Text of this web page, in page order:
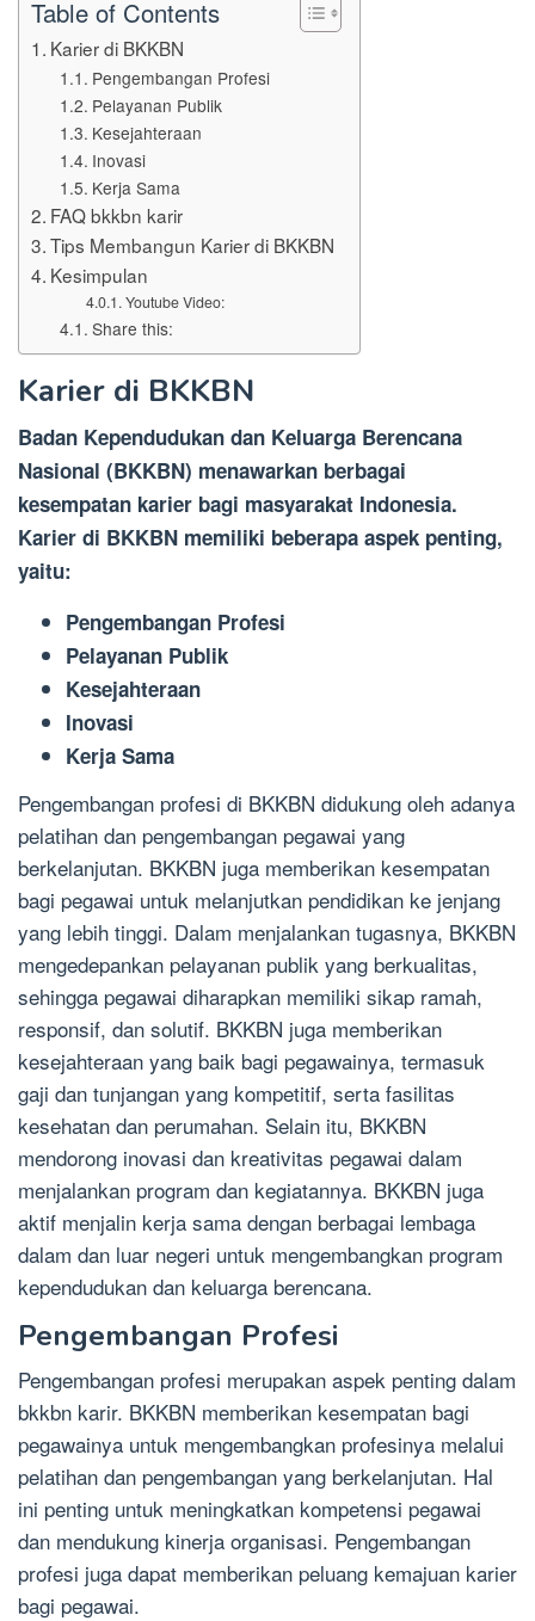
Table of Contents
Karier di BKKBN
Pengembangan Profesi
Pelayanan Publik
Kesejahteraan
Inovasi
Kerja Sama
FAQ bkkbn karir
Tips Membangun Karier di BKKBN
Kesimpulan
Youtube Video:
Share this:
Karier di BKKBN
Badan Kependudukan dan Keluarga Berencana
Nasional (BKKBN) menawarkan berbagai
kesempatan karier bagi masyarakat Indonesia.
Karier di BKKBN memiliki beberapa aspek penting,
yaitu:
Pengembangan Profesi
Pelayanan Publik
Kesejahteraan
Inovasi
Kerja Sama
Pengembangan profesi di BKKBN didukung oleh adanya
pelatihan dan pengembangan pegawai yang
berkelanjutan. BKKBN juga memberikan kesempatan
bagi pegawai untuk melanjutkan pendidikan ke jenjang
yang lebih tinggi. Dalam menjalankan tugasnya, BKKBN
mengedepankan pelayanan publik yang berkualitas,
sehingga pegawai diharapkan memiliki sikap ramah,
responsif, dan solutif. BKKBN juga memberikan
kesejahteraan yang baik bagi pegawainya, termasuk
gaji dan tunjangan yang kompetitif, serta fasilitas
kesehatan dan perumahan. Selain itu, BKKBN
mendorong inovasi dan kreativitas pegawai dalam
menjalankan program dan kegiatannya. BKKBN juga
aktif menjalin kerja sama dengan berbagai lembaga
dalam dan luar negeri untuk mengembangkan program
kependudukan dan keluarga berencana.
Pengembangan Profesi
Pengembangan profesi merupakan aspek penting dalam
bkkbn karir. BKKBN memberikan kesempatan bagi
pegawainya untuk mengembangkan profesinya melalui
pelatihan dan pengembangan yang berkelanjutan. Hal
ini penting untuk meningkatkan kompetensi pegawai
dan mendukung kinerja organisasi. Pengembangan
profesi juga dapat memberikan peluang kemajuan karier
bagi pegawai.